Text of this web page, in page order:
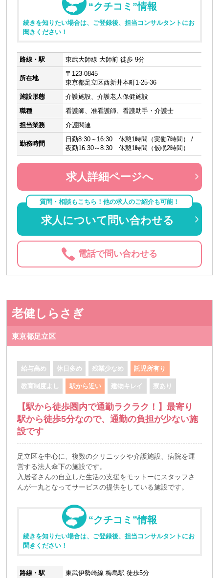
“クチコミ”情報
続きを知りたい場合は、ご登録後、担当コンサルタントにお
聞きください！
路線・駅 東武大師線 大師前 徒歩 9分
所在地
〒123-0845
東京都足立区西新井本町1-25-36
施設形態
介護施設、介護老人保健施設
職種
看護師、准看護師、看護助手・介護士
担当業務
介護関連
勤務時間
日勤8:30～16:30 休憩1時間（実働7時間）./
夜勤16:30～8:30 休憩1時間（仮眠2時間）
求人詳細ページへ
質問・相談もこちら！他の求人のご紹介も可能！
求人について問い合わせる
電話で問い合わせる
老健しらさぎ
東京都足立区
給与高め 休日多め 残業少なめ 託児所有り
教育制度よし 駅から近い 建物キレイ 寮あり
【駅から徒歩圏内で通勤ラクラク！】最寄り
駅から徒歩5分なので、通勤の負担が少ない施
設です
足立区を中心に、複数のクリニックや介護施設、病院を運
営する法人傘下の施設です。
入居者さんの自立した生活の支援をモットーにスタッフさ
んが一丸となってサービスの提供をしている施設です。
“クチコミ”情報
続きを知りたい場合は、ご登録後、担当コンサルタントにお
聞きください！
路線・駅
東武伊勢崎線 梅島駅 徒歩5分